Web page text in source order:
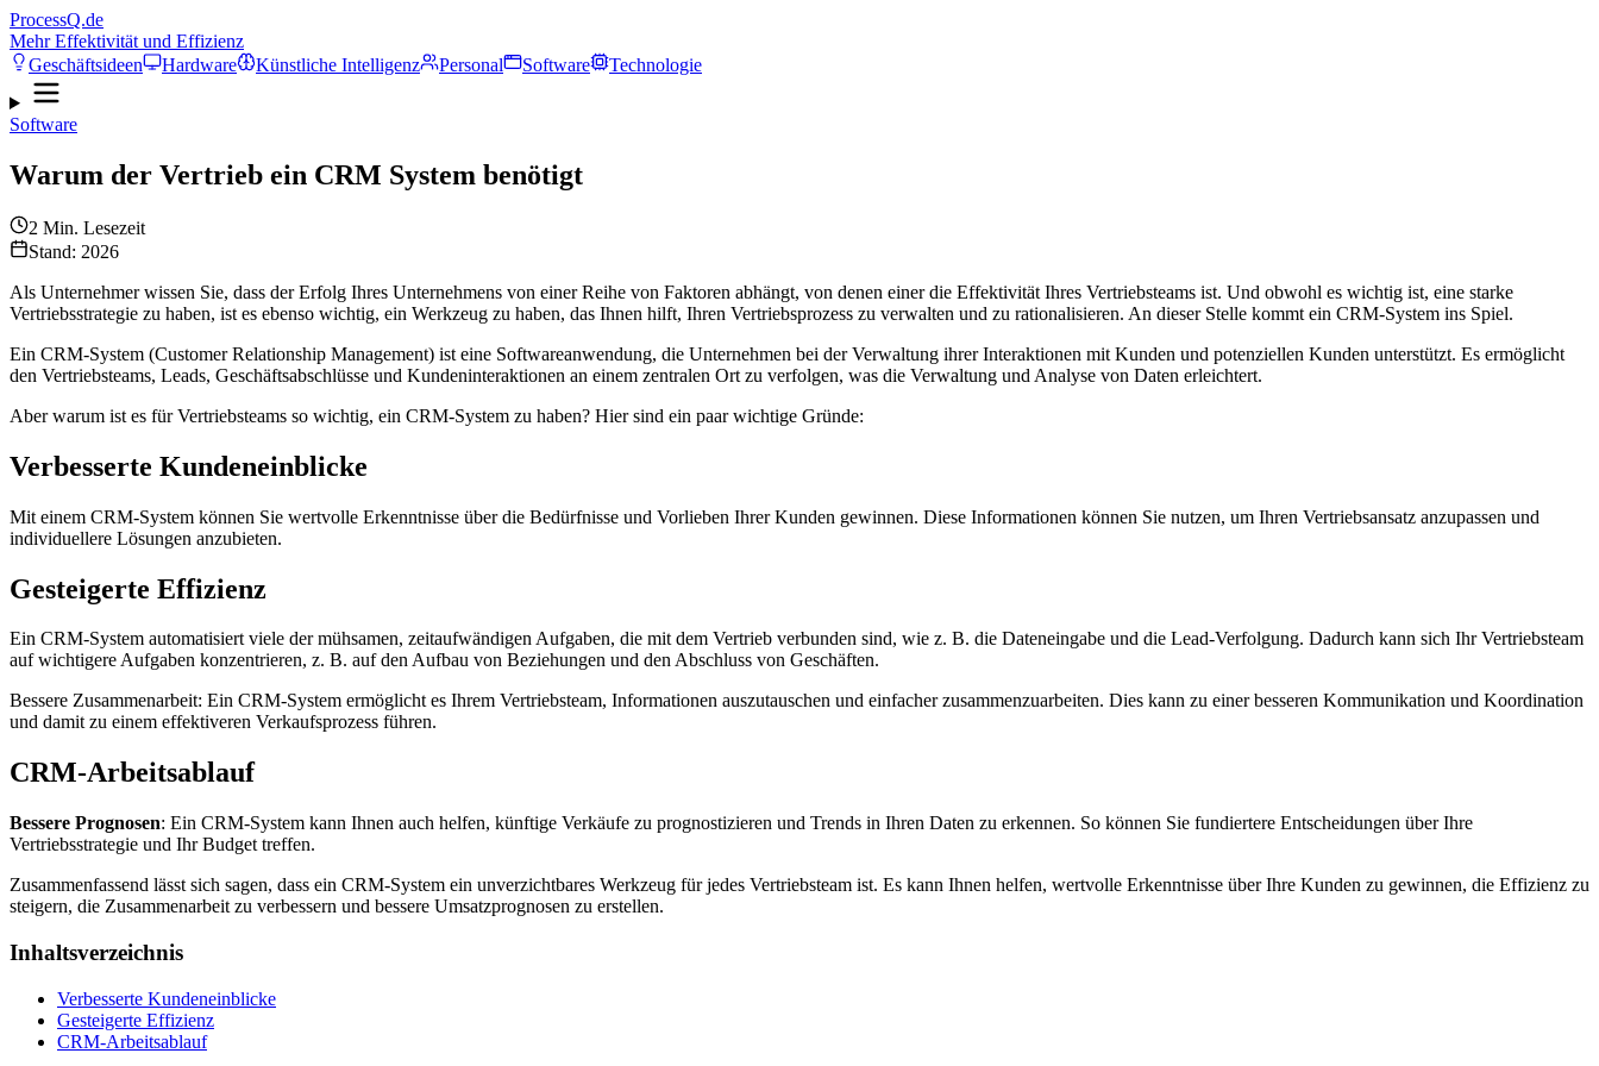
ProcessQ.de
Mehr Effektivität und Effizienz
Geschäftsideen
Hardware Künstliche Intelligenz Personal Software Technologie
Software
Warum der Vertrieb ein CRM System benötigt
2 Min. Lesezeit
Stand: 2026
Als Unternehmer wissen Sie, dass der Erfolg Ihres Unternehmens von einer Reihe von Faktoren abhängt, von denen einer die Effektivität Ihres Vertriebsteams ist. Und obwohl es wichtig ist, eine starke
Vertriebsstrategie zu haben, ist es ebenso wichtig, ein Werkzeug zu haben, das Ihnen hilft, Ihren Vertriebsprozess zu verwalten und zu rationalisieren. An dieser Stelle kommt ein CRM-System ins Spiel.
Ein CRM-System (Customer Relationship Management) ist eine Softwareanwendung, die Unternehmen bei der Verwaltung ihrer Interaktionen mit Kunden und potenziellen Kunden unterstützt. Es ermöglicht
den Vertriebsteams, Leads, Geschäftsabschlüsse und Kundeninteraktionen an einem zentralen Ort zu verfolgen, was die Verwaltung und Analyse von Daten erleichtert.
Aber warum ist es für Vertriebsteams so wichtig, ein CRM-System zu haben? Hier sind ein paar wichtige Gründe:
Verbesserte Kundeneinblicke
Mit einem CRM-System können Sie wertvolle Erkenntnisse über die Bedürfnisse und Vorlieben Ihrer Kunden gewinnen. Diese Informationen können Sie nutzen, um Ihren Vertriebsansatz anzupassen und
individuellere Lösungen anzubieten.
Gesteigerte Effizienz
Ein CRM-System automatisiert viele der mühsamen, zeitaufwändigen Aufgaben, die mit dem Vertrieb verbunden sind, wie z. B. die Dateneingabe und die Lead-Verfolgung. Dadurch kann sich Ihr Vertriebsteam
auf wichtigere Aufgaben konzentrieren, z. B. auf den Aufbau von Beziehungen und den Abschluss von Geschäften.
Bessere Zusammenarbeit: Ein CRM-System ermöglicht es Ihrem Vertriebsteam, Informationen auszutauschen und einfacher zusammenzuarbeiten. Dies kann zu einer besseren Kommunikation und Koordination
und damit zu einem effektiveren Verkaufsprozess führen.
CRM-Arbeitsablauf
Bessere Prognosen: Ein CRM-System kann Ihnen auch helfen, künftige Verkäufe zu prognostizieren und Trends in Ihren Daten zu erkennen. So können Sie fundiertere Entscheidungen über Ihre
Vertriebsstrategie und Ihr Budget treffen.
Zusammenfassend lässt sich sagen, dass ein CRM-System ein unverzichtbares Werkzeug für jedes Vertriebsteam ist. Es kann Ihnen helfen, wertvolle Erkenntnisse über Ihre Kunden zu gewinnen, die Effizienz zu
steigern, die Zusammenarbeit zu verbessern und bessere Umsatzprognosen zu erstellen.
Inhaltsverzeichnis
Verbesserte Kundeneinblicke
Gesteigerte Effizienz
CRM-Arbeitsablauf